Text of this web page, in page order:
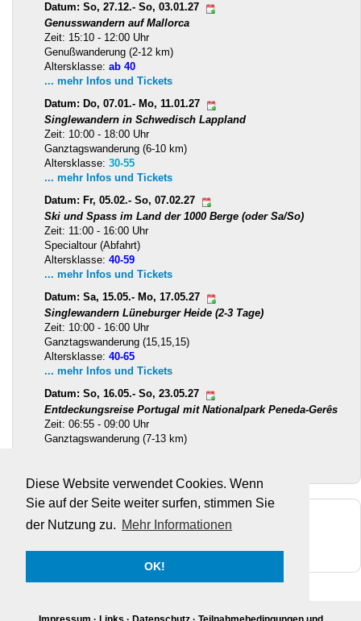
Diese Website verwendet Cookies. Wenn
Sie auf der Seite weiter surfen, stimmen Sie
der Nutzung zu. Mehr Informationen
OK!
Datum: So, 27.12.- So, 03.01.27
Genusswandern auf Mallorca
Zeit: 15:10 - 12:00 Uhr
Genußwanderung (2-12 km)
Altersklasse: ab 40
... mehr Infos und Tickets
Datum: Do, 07.01.- Mo, 11.01.27
Singlewandern in Schwedisch Lappland
Zeit: 10:00 - 18:00 Uhr
Ganztagswanderung (6-10 km)
Altersklasse: 30-55
... mehr Infos und Tickets
Datum: Fr, 05.02.- So, 07.02.27
Ski und Spass im Land der 1000 Berge (oder Sa/So)
Zeit: 11:00 - 16:00 Uhr
Specialtour (Abfahrt)
Altersklasse: 40-59
... mehr Infos und Tickets
Datum: Sa, 15.05.- Mo, 17.05.27
Singlewandern Lüneburger Heide (2-3 Tage)
Zeit: 10:00 - 16:00 Uhr
Ganztagswanderung (15,15,15)
Altersklasse: 40-65
... mehr Infos und Tickets
Datum: So, 16.05.- So, 23.05.27
Entdeckungsreise Portugal mit Nationalpark Peneda-Gerês
Zeit: 06:55 - 09:00 Uhr
Ganztagswanderung (7-13 km)
Twitter